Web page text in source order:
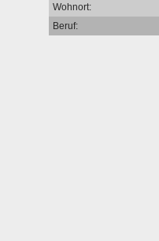
Wohnort:
Beruf: